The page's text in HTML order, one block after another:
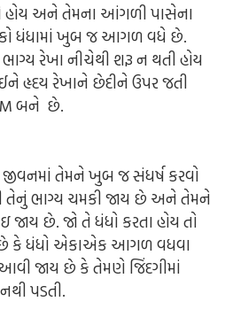
હોય અને તેમના આંગળી પાસેના
ધંધામાં ખુબ જ આગળ વધે છે.
ભાગ્ય રેખા નીચેથી શરૂ ન થતી હોય
હૃદય રેખાને છેદીને ઉપર જતી
M બને છે.
તેમને ખુબ જ સંધર્ષ કરવો
તેનું ભાગ્ય ચમકી જાય છે અને તેમને
છે. જો તે ધંધો કરતા હોય તો
કે ધંધો એકાએક આગળ વધવા
જાય છે કે તેમણે જિંદગીમાં
પડતી.